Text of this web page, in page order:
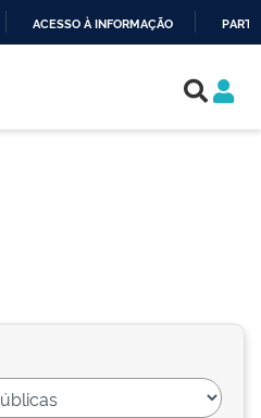
ACESSO À INFORMAÇÃO